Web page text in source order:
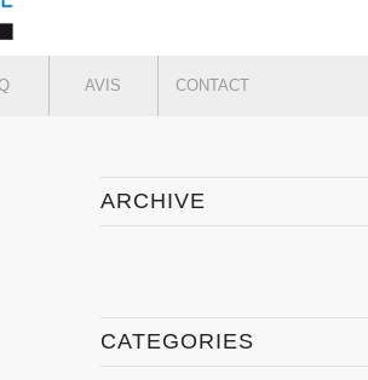
AVIS CONTACT
ARCHIVE
CATEGORIES